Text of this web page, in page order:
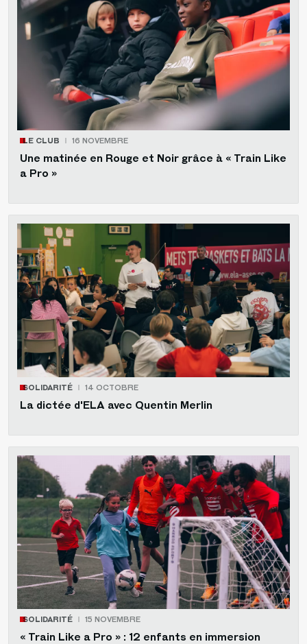
LE CLUB 16 NOVEMBRE
Une matinée en Rouge et Noir grâce à « Train Like
a Pro »
SOLIDARITÉ 14 OCTOBRE
La dictée d'ELA avec Quentin Merlin
SOLIDARITÉ 15 NOVEMBRE
« Train Like a Pro » : 12 enfants en immersion